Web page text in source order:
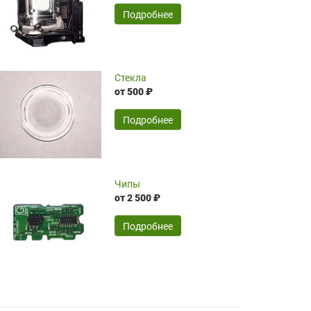
временные затраты по достаточно
оптимизированной стоимости, чему
чрезмерно благодарны!)))
SERGEY FOURSOV,24.04.2026
широкий ассортимент ламп, как оригиналов,
так и аналогов.Быстрое оформление и
передача в доставку, приемлемые цены. Мне
понравилось.
Читать полностью
16.04.2026
Подробнее
Стекла
от 500 ₽
Подробнее
Чипы
от 2 500 ₽
Подробнее